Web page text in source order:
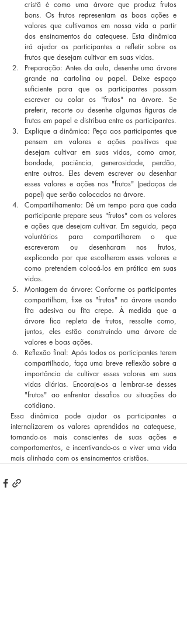
cristã é como uma árvore que produz frutos
bons. Os frutos representam as boas ações e
valores que cultivamos em nossa vida a partir
dos ensinamentos da catequese. Esta dinâmica
irá ajudar os participantes a refletir sobre os
frutos que desejam cultivar em suas vidas.
Preparação: Antes da aula, desenhe uma árvore
grande na cartolina ou papel. Deixe espaço
suficiente para que os participantes possam
escrever ou colar os "frutos" na árvore. Se
preferir, recorte ou desenhe algumas figuras de
frutas em papel e distribua entre os participantes.
Explique a dinâmica: Peça aos participantes que
pensem em valores e ações positivas que
desejam cultivar em suas vidas, como amor,
bondade, paciência, generosidade, perdão,
entre outros. Eles devem escrever ou desenhar
esses valores e ações nos "frutos" (pedaços de
papel) que serão colocados na árvore.
Compartilhamento: Dê um tempo para que cada
participante prepare seus "frutos" com os valores
e ações que desejam cultivar. Em seguida, peça
voluntários para compartilharem o que
escreveram ou desenharam nos frutos,
explicando por que escolheram esses valores e
como pretendem colocá-los em prática em suas
vidas.
Montagem da árvore: Conforme os participantes
compartilham, fixe os "frutos" na árvore usando
fita adesiva ou fita crepe. À medida que a
árvore fica repleta de frutos, ressalte como,
juntos, eles estão construindo uma árvore de
valores e boas ações.
Reflexão final: Após todos os participantes terem
compartilhado, faça uma breve reflexão sobre a
importância de cultivar esses valores em suas
vidas diárias. Encoraje-os a lembrar-se desses
"frutos" ao enfrentar desafios ou situações do
cotidiano.
Essa dinâmica pode ajudar os participantes a
internalizarem os valores aprendidos na catequese,
tornando-os mais conscientes de suas ações e
comportamentos, e incentivando-os a viver uma vida
mais alinhada com os ensinamentos cristãos.